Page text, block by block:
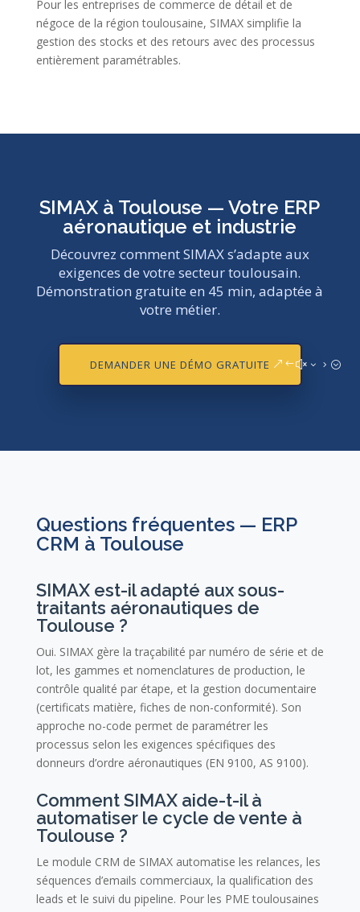
Pour les entreprises de commerce de détail et de
négoce de la région toulousaine, SIMAX simplifie la
gestion des stocks et des retours avec des processus
entièrement paramétrables.
SIMAX à Toulouse — Votre ERP
aéronautique et industrie
Découvrez comment SIMAX s’adapte aux
exigences de votre secteur toulousain.
Démonstration gratuite en 45 min, adaptée à
votre métier.
DEMANDER UNE DÉMO GRATUITE
Questions fréquentes — ERP
CRM à Toulouse
SIMAX est-il adapté aux sous-
traitants aéronautiques de
Toulouse ?
Oui. SIMAX gère la traçabilité par numéro de série et de
lot, les gammes et nomenclatures de production, le
contrôle qualité par étape, et la gestion documentaire
(certificats matière, fiches de non-conformité). Son
approche no-code permet de paramétrer les
processus selon les exigences spécifiques des
donneurs d’ordre aéronautiques (EN 9100, AS 9100).
Comment SIMAX aide-t-il à
automatiser le cycle de vente à
Toulouse ?
Le module CRM de SIMAX automatise les relances, les
séquences d’emails commerciaux, la qualification des
leads et le suivi du pipeline. Pour les PME toulousaines